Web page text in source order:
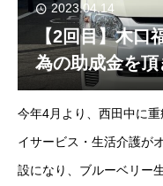
2023.04.14
【2回目】木口
為の助成金を
今年4月より、西田中に
イサービス・生活介護が
設になり、ブルーベリー